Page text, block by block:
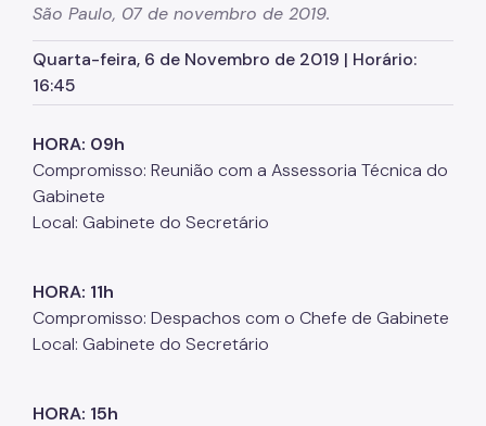
Órgãos colegiados da SMJ
Procuradoria Geral
Legislação Municipal
Notícias
Perguntas Frequentes
Fale Conosco
São Paulo, 07 de novembro de 2019.
Quarta-feira, 6 de Novembro de 2019 | Horário:
16:45
HORA: 09h
Compromisso: Reunião com a Assessoria Técnica do
Gabinete
Local: Gabinete do Secretário
HORA: 11h
Compromisso: Despachos com o Chefe de Gabinete
Local: Gabinete do Secretário
HORA: 15h